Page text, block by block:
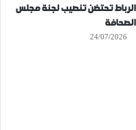
الرباط تحتضن تنصيب لجنة مجلس
الصحافة
24/07/2026